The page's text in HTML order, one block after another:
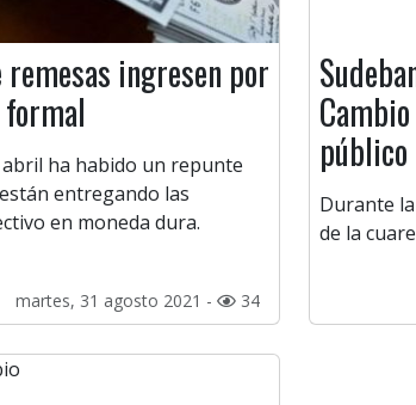
remesas ingresen por
abril ha habido un repunte
entregando las
en moneda dura.
martes, 31 agosto 2021 - 34
público
Durante
de la